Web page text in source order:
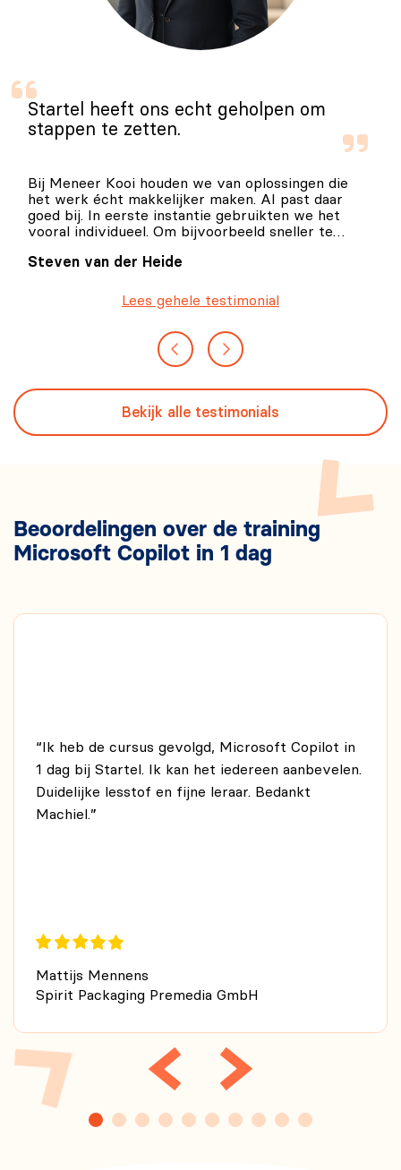
Startel heeft ons echt geholpen om
stappen te zetten.
Bij Meneer Kooi houden we van oplossingen die
het werk écht makkelijker maken. AI past daar
goed bij. In eerste instantie gebruikten we het
vooral individueel. Om bijvoorbeeld sneller te
versnellen. Maar de echte winst zit natuurlijk in
Steven van der Heide
Lees gehele testimonial
Bekijk alle testimonials
Beoordelingen over de training
Microsoft Copilot in 1 dag
“Ik heb de cursus gevolgd, Microsoft Copilot in
1 dag bij Startel. Ik kan het iedereen aanbevelen.
Duidelijke lesstof en fijne leraar. Bedankt
Machiel.”
Mattijs Mennens
Spirit Packaging Premedia GmbH